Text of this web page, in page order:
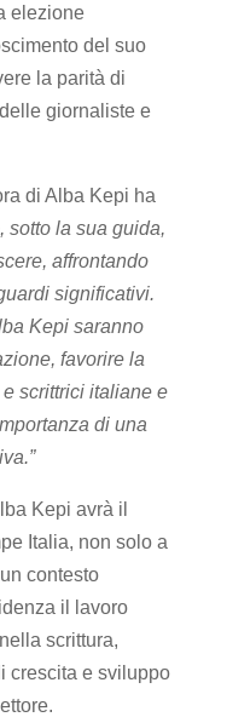
elezione
del suo
la parità di
giornaliste e
di Alba Kepi ha
sotto la sua guida,
affrontando
significativi.
Kepi saranno
favorire la
scrittrici italiane e
di una
Kepi avrà il
Italia, non solo a
contesto
il lavoro
scrittura,
crescita e sviluppo